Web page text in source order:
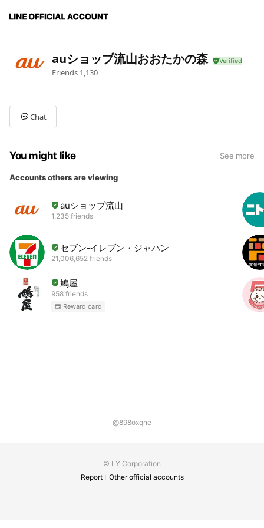
auショップ流山おおたかの森
Friends 1,130
Chat
You might like See more
Accounts others are viewing
auショップ流山
1,235 friends
セブン‐イレブン・ジャパン
21,006,652 friends
鳩屋
958 friends
Reward card
@898oxqne
© LY Corporation
Report
Other official accounts